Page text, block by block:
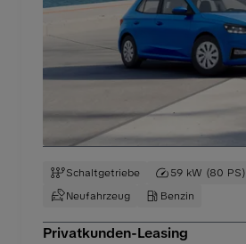
Schaltgetriebe 59 kW (80 PS)
Neufahrzeug
Benzin
Privatkunden-Leasing